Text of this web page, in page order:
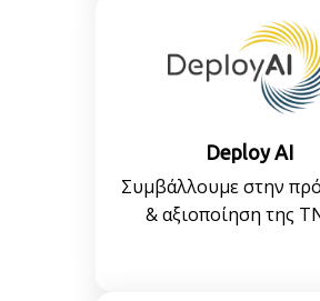
Deploy AI
Συμβάλλουμε στην
& αξιοποίηση της